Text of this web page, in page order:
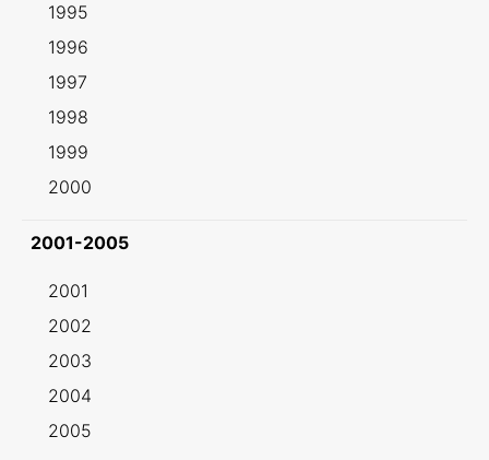
1995
1996
1997
1998
1999
2000
2001-2005
2001
2002
2003
2004
2005